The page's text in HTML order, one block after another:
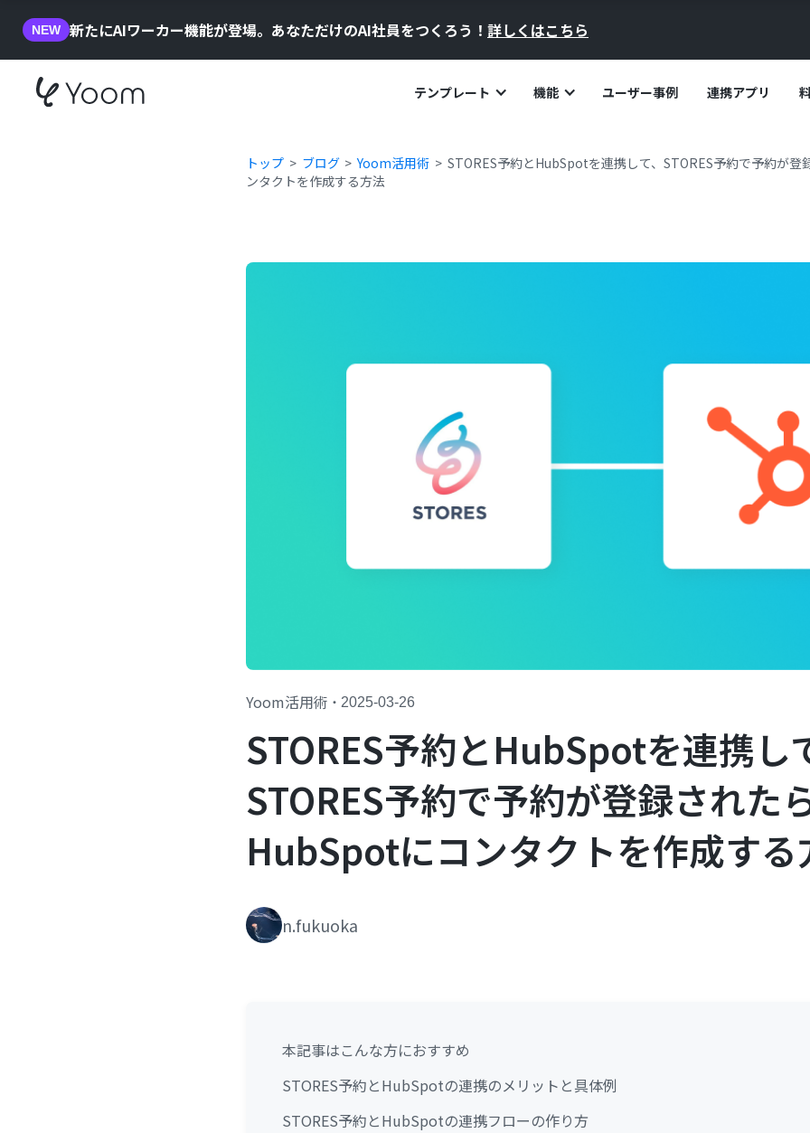
NEW 新たにAIワーカー機能が登場。あなただけのAI社員をつくろう！ 詳しくはこちら
テンプレート 機能 ユーザー事例 連携アプリ
トップ ブログ Yoom活用術
STORES予約とHubSpotを連携して、STORES予約で予約が
ンタクトを作成する方法
Yoom活用術 ・ 2025-03-26
STORES予約とHubSpotを連携し
STORES予約で予約が登録された
HubSpotにコンタクトを作成する
n.fukuoka
本記事はこんな方におすすめ
STORES予約とHubSpotの連携のメリットと具体例
STORES予約とHubSpotの連携フローの作り方